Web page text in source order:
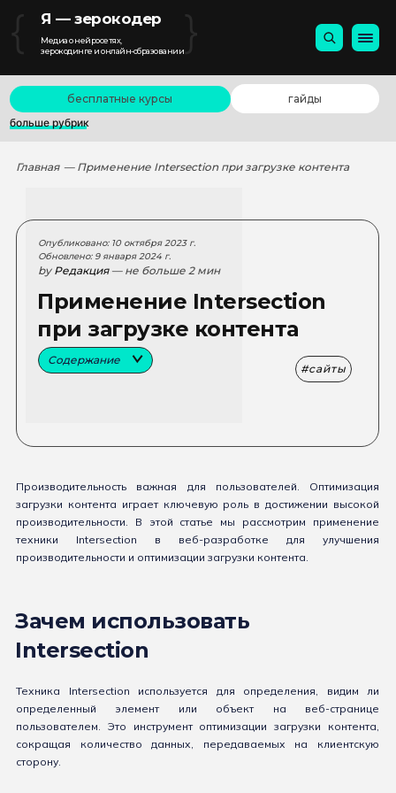
{ Я — зерокодер
Медиа о нейросетях,
зерокодинге и онлайн-образовании}
бесплатные курсы
гайды
больше рубрик
Главная — Применение Intersection при загрузке контента
Опубликовано: 10 октября 2023 г.
Обновлено: 9 января 2024 г.
by Редакция — не больше 2 мин
Применение Intersection
при загрузке контента
Содержание
сайты
Производительность важная для пользователей. Оптимизация
загрузки контента играет ключевую роль в достижении высокой
производительности. В этой статье мы рассмотрим применение
техники Intersection в веб-разработке для улучшения
производительности и оптимизации загрузки контента.
Зачем использовать
Intersection
Техника Intersection используется для определения, видим ли
определенный элемент или объект на веб-странице
пользователем. Это инструмент оптимизации загрузки контента,
сокращая количество данных, передаваемых на клиентскую
сторону.